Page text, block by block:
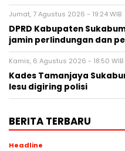
Jumat, 7 Agustus 2026 - 19:24 WIB
DPRD Kabupaten
jamin perlindungan dan
Kamis, 6 Agustus 2026 - 18:50 WIB
Kades Tamanjaya
lesu digiring polisi
BERITA TERBARU
Headline